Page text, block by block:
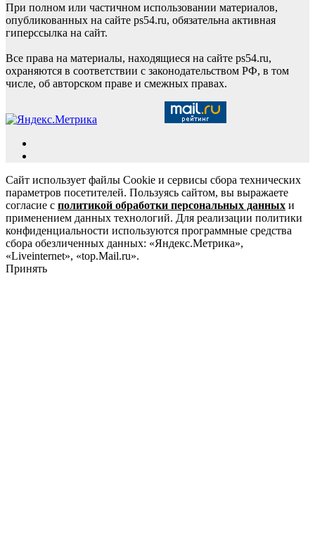
При полном или частичном использовании материалов,
опубликованных на сайте ps54.ru, обязательна активная
гиперссылка на сайт.
Все права на материалы, находящиеся на сайте ps54.ru,
охраняются в соответствии с законодательством РФ, в том
числе, об авторском праве и смежных правах.
Сайт использует файлы Cookie и сервисы сбора технических
параметров посетителей. Пользуясь сайтом, вы выражаете
согласие с политикой обработки персональных данных и
применением данных технологий. Для реализации политики
конфиденциальности используются программные средства
сбора обезличенных данных: «Яндекс.Метрика»,
«Liveinternet», «top.Mail.ru».
Принять